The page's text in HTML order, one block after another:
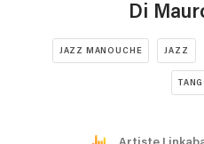
Di
JAZZ MANOUCHE JAZZ